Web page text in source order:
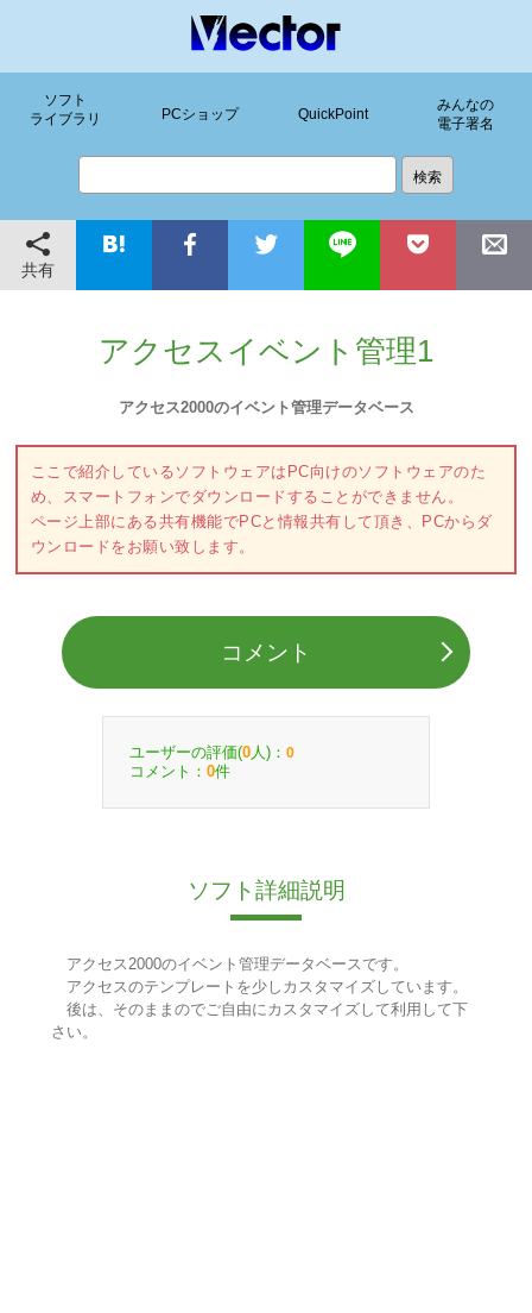
ソフト
ライブラリ
PCショップ QuickPoint
みんなの
電子署名
共有
アクセスイベント管理1
アクセス2000のイベント管理データベース
ここで紹介しているソフトウェアはPC向けのソフトウェアのた
め、スマートフォンでダウンロードすることができません。
ページ上部にある共有機能でPCと情報共有して頂き、PCからダ
ウンロードをお願い致します。
コメント
ユーザーの評価(0 人)： 0
コメント： 0件
ソフト詳細説明
アクセス2000のイベント管理データベースです。
アクセスのテンプレートを少しカスタマイズしています。
後は、そのままのでご自由にカスタマイズして利用して下
さい。